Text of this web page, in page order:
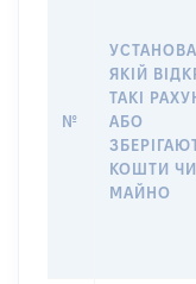
№
ЯКІЙ
ТАКІ
АБО
КОШТИ
МАЙНО